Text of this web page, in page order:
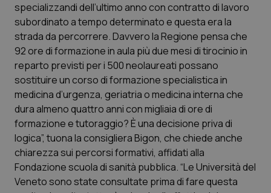
Campania
Emilia-Romagna
Friuli Venezia Giulia
Lazio
Liguria
Lombardia
Car-T
Colesterolo & coronaropatie
Dermatite Atopica
Diabete & glucometri
Disturbi dell’umore
Dolore
specializzandi dell’ultimo anno con contratto di lavoro
subordinato a tempo determinato e questa era la
strada da percorrere. Davvero la Regione pensa che
92 ore di formazione in aula più due mesi di tirocinio in
reparto previsti per i 500 neolaureati possano
sostituire un corso di formazione specialistica in
medicina d’urgenza, geriatria o medicina interna che
dura almeno quattro anni con migliaia di ore di
formazione e tutoraggio? È una decisione priva di
logica”, tuona la consigliera Bigon, che chiede anche
chiarezza sui percorsi formativi, affidati alla
Fondazione scuola di sanità pubblica. “Le Università del
Veneto sono state consultate prima di fare questa